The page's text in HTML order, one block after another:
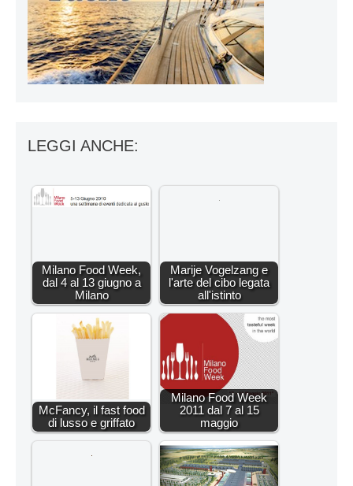
LEGGI ANCHE:
Milano Food Week,
dal 4 al 13 giugno a
Milano
Marije Vogelzang e
l'arte del cibo legata
all'istinto
McFancy, il fast food
di lusso e griffato
Milano Food Week
2011 dal 7 al 15
maggio